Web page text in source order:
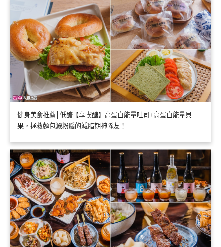
健身美食推薦│低醣【享喫醣】高蛋白能量吐司+高蛋白能量貝
果，拯救麵包澱粉腦的減脂期神隊友！